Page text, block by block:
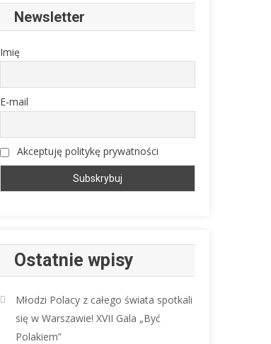
Newsletter
Imię
E-mail
Akceptuję politykę prywatności
Ostatnie wpisy
Młodzi Polacy z całego świata spotkali
się w Warszawie! XVII Gala „Być
Polakiem”